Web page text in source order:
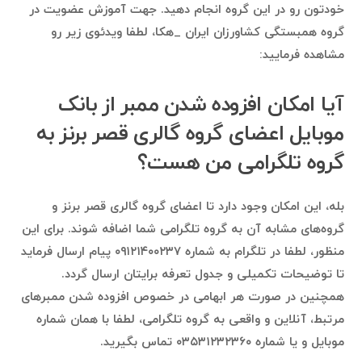
خودتون رو در این گروه انجام دهید. جهت آموزش عضویت در
گروه همبستگی کشاورزان ایران _هکا، لطفا ویدئوی زیر رو
مشاهده فرمایید:
آیا امکان افزوده شدن ممبر از بانک
موبایل اعضای گروه گالری قصر برنز به
گروه تلگرامی من هست؟
بله، این امکان وجود دارد تا اعضای گروه گالری قصر برنز و
گروه‌های مشابه آن به گروه تلگرامی شما اضافه شوند. برای این
منظور، لطفا در تلگرام به شماره ۰۹۱۲۱۴۰۰۲۳۷ پیام ارسال فرماید
تا توضیحات تکمیلی و جدول تعرفه برایتان ارسال گردد.
همچنین در صورت هر ابهامی در خصوص افزوده شدن ممبرهای
مرتبط، آنلاین و واقعی به گروه تلگرامی، لطفا با همان شماره
موبایل و یا شماره ۰۳۵۳۱۲۳۲۳۶۰ تماس بگیرید.